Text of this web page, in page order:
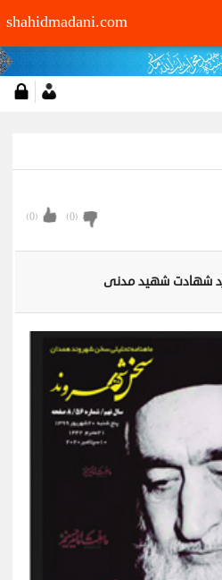
shahidmadani.com
(
0
) (
0
)
شهادت شهید مدنی